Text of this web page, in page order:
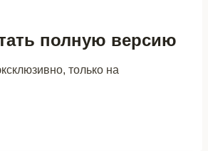
полную версию
только на